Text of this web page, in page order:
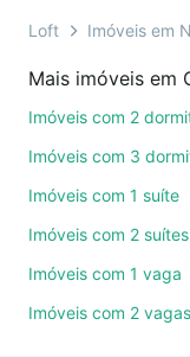
você ainda conta
de imóveis.
ruas, bairros e
também pode
quartos, suítes,
comodidades,
Loft Imóveis em
Mais imóveis em
Imóveis com 2
Imóveis com 3
Imóveis com 1 suíte
Imóveis com 2 suítes
Imóveis com 1 vaga
Imóveis com 2 vagas